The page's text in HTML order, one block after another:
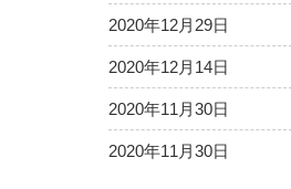
2020年12月29日
2020年12月14日
2020年11月30日
2020年11月30日